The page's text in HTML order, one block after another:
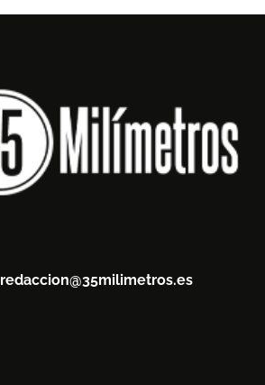
redaccion@35milimetros.es